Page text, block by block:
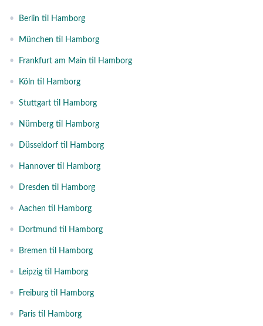
• Berlin til Hamborg
• München til Hamborg
• Frankfurt am Main til Hamborg
• Köln til Hamborg
• Stuttgart til Hamborg
• Nürnberg til Hamborg
• Düsseldorf til Hamborg
• Hannover til Hamborg
• Dresden til Hamborg
• Aachen til Hamborg
• Dortmund til Hamborg
• Bremen til Hamborg
• Leipzig til Hamborg
• Freiburg til Hamborg
• Paris til Hamborg